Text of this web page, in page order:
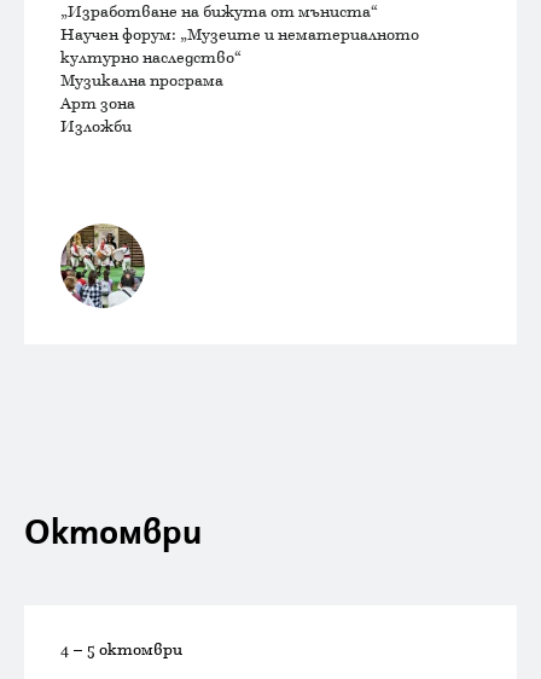
„Изработване на бижута от мъниста“
Научен форум: „Музеите и нематериалното
културно наследство“
Музикална програма
Арт зона
Изложби
Октомври
4 – 5 октомври